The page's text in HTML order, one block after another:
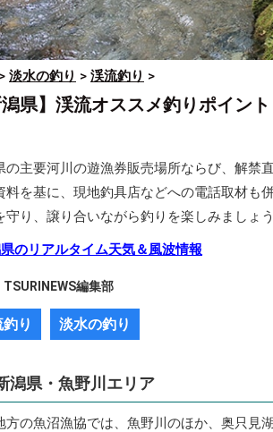
> 淡水の釣り > 渓流釣り >
潟県】渓流オススメ釣りポイン
の主要河川の遊漁券販売場所ならび、解禁
料を基に、現地釣具店などへの電話取材も
守り、譲り合いながら釣りを楽しみましょう
のリアルタイム天気＆風波情報
TSURINEWS編集部
り 淡水の釣り
潟県・魚野川エリア
方の魚沼漁協では、魚野川のほか、奥只見